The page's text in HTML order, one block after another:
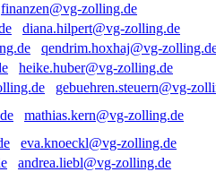
finanzen@vg-zolling.de
diana.hilpert@vg-zolling.de
qendrim.hoxhaj@vg-
heike.huber@vg-zolling.de
gebuehren.steuern@vg-
mathias.kern@vg-zolling.de
eva.knoeckl@vg-zolling.de
andrea.liebl@vg-zolling.de